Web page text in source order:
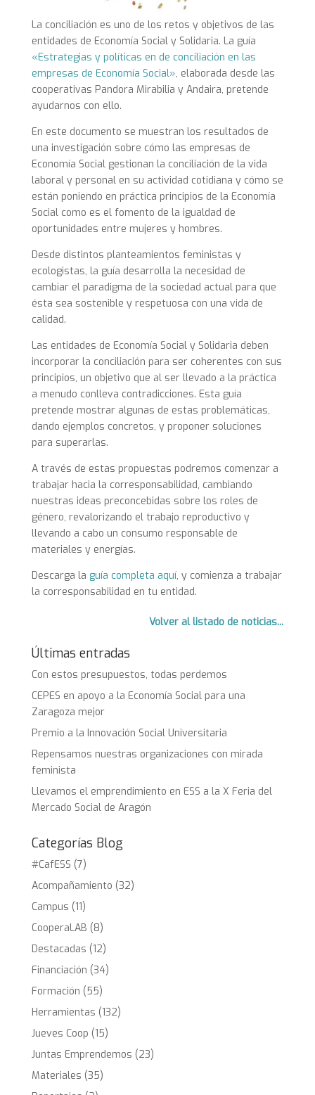
La conciliación es uno de los retos y objetivos de las
entidades de Economía Social y Solidaria. La guía
«Estrategias y políticas en de conciliación en las
empresas de Economía Social», elaborada desde las
cooperativas Pandora Mirabilia y Andaira, pretende
ayudarnos con ello.
En este documento se muestran los resultados de
una investigación sobre cómo las empresas de
Economía Social gestionan la conciliación de la vida
laboral y personal en su actividad cotidiana y cómo se
están poniendo en práctica principios de la Economía
Social como es el fomento de la igualdad de
oportunidades entre mujeres y hombres.
Desde distintos planteamientos feministas y
ecologistas, la guía desarrolla la necesidad de
cambiar el paradigma de la sociedad actual para que
ésta sea sostenible y respetuosa con una vida de
calidad.
Las entidades de Economía Social y Solidaria deben
incorporar la conciliación para ser coherentes con sus
principios, un objetivo que al ser llevado a la práctica
a menudo conlleva contradicciones. Esta guía
pretende mostrar algunas de estas problemáticas,
dando ejemplos concretos, y proponer soluciones
para superarlas.
A través de estas propuestas podremos comenzar a
trabajar hacia la corresponsabilidad, cambiando
nuestras ideas preconcebidas sobre los roles de
género, revalorizando el trabajo reproductivo y
llevando a cabo un consumo responsable de
materiales y energías.
Descarga la guía completa aquí, y comienza a trabajar
la corresponsabilidad en tu entidad.
Volver al listado de noticias...
Últimas entradas
Con estos presupuestos, todas perdemos
CEPES en apoyo a la Economía Social para una
Zaragoza mejor
Premio a la Innovación Social Universitaria
Repensamos nuestras organizaciones con mirada
feminista
Llevamos el emprendimiento en ESS a la X Feria del
Mercado Social de Aragón
Categorías Blog
#CafESS (7)
Acompañamiento (32)
Campus (11)
CooperaLAB (8)
Destacadas (12)
Financiación (34)
Formación (55)
Herramientas (132)
Jueves Coop (15)
Juntas Emprendemos (23)
Materiales (35)